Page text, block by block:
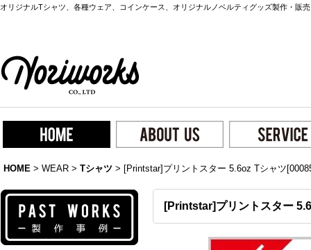
オリジナルTシャツ、各種ウェア、コインケース、オリジナルノベルティグッズ製作・販
HOME > WEAR > Tシャツ > [Printstar]プリントスター 5.6oz Tシャツ
[Printstar]プリントスター